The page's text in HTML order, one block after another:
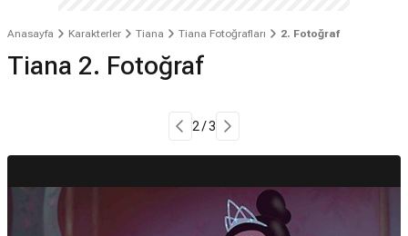
Anasayfa Karakterler Tiana Tiana Fotoğrafları 2. Fotoğraf
Tiana 2. Fotoğraf
2 / 3